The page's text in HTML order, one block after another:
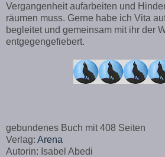
Vergangenheit aufarbeiten und
räumen muss. Gerne habe ich Vita
begleitet und gemeinsam mit ihr der
entgegengefiebert.
gebundenes Buch mit 408 Seiten
Verlag: Arena
Autorin: Isabel Abedi